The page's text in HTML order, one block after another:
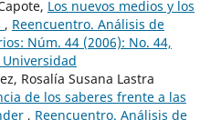
Los nuevos medios y los
, Reencuentro. Análisis de
Núm. 44 (2006): No. 44,
Rosalía Susana Lastra
de los saberes frente a las
, Reencuentro. Análisis de